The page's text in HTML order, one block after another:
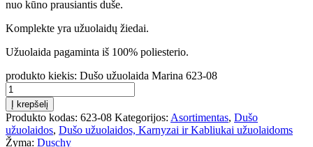
nuo kūno prausiantis duše.
Komplekte yra užuolaidų žiedai.
Užuolaida pagaminta iš 100% poliesterio.
produkto kiekis: Dušo užuolaida Marina 623-08
Į krepšelį
Produkto kodas: 623-08 Kategorijos: Asortimentas, Dušo
užuolaidos, Dušo užuolaidos, Karnyzai ir Kabliukai užuolaidoms
Žyma: Duschy